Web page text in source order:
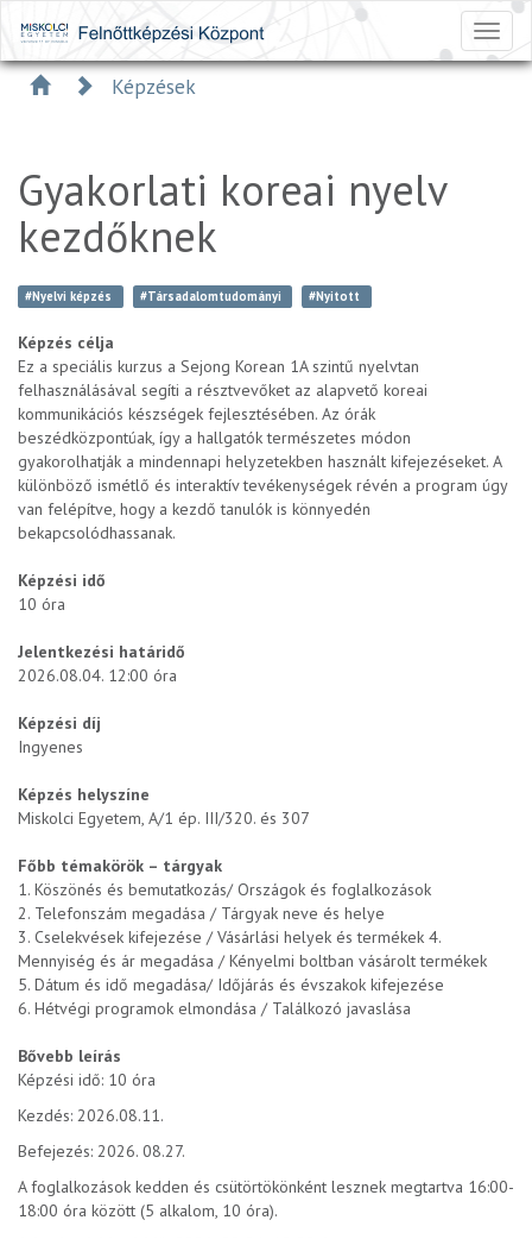
Képzések
Gyakorlati koreai nyelv
kezdőknek
#Nyelvi képzés #Társadalomtudományi #Nyitott
Képzés célja
Ez a speciális kurzus a Sejong Korean 1A szintű nyelvtan
felhasználásával segíti a résztvevőket az alapvető koreai
kommunikációs készségek fejlesztésében. Az órák
beszédközpontúak, így a hallgatók természetes módon
gyakorolhatják a mindennapi helyzetekben használt kifejezéseket. A
különböző ismétlő és interaktív tevékenységek révén a program úgy
van felépítve, hogy a kezdő tanulók is könnyedén
bekapcsolódhassanak.
Képzési idő
10 óra
Jelentkezési határidő
2026.08.04. 12:00 óra
Képzési díj
Ingyenes
Képzés helyszíne
Miskolci Egyetem, A/1 ép. III/320. és 307
Főbb témakörök – tárgyak
1. Köszönés és bemutatkozás/ Országok és foglalkozások
2. Telefonszám megadása / Tárgyak neve és helye
3. Cselekvések kifejezése / Vásárlási helyek és termékek 4.
Mennyiség és ár megadása / Kényelmi boltban vásárolt termékek
5. Dátum és idő megadása/ Időjárás és évszakok kifejezése
6. Hétvégi programok elmondása / Találkozó javaslása
Bővebb leírás
Képzési idő: 10 óra
Kezdés: 2026.08.11.
Befejezés: 2026. 08.27.
A foglalkozások kedden és csütörtökönként lesznek megtartva 16:00-
18:00 óra között (5 alkalom, 10 óra).